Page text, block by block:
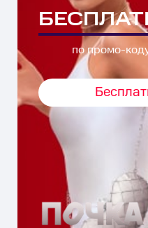
по промо-